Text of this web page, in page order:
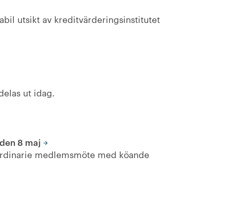
utsikt av kreditvärderingsinstitutet
ut idag.
8 maj
medlemsmöte med köande